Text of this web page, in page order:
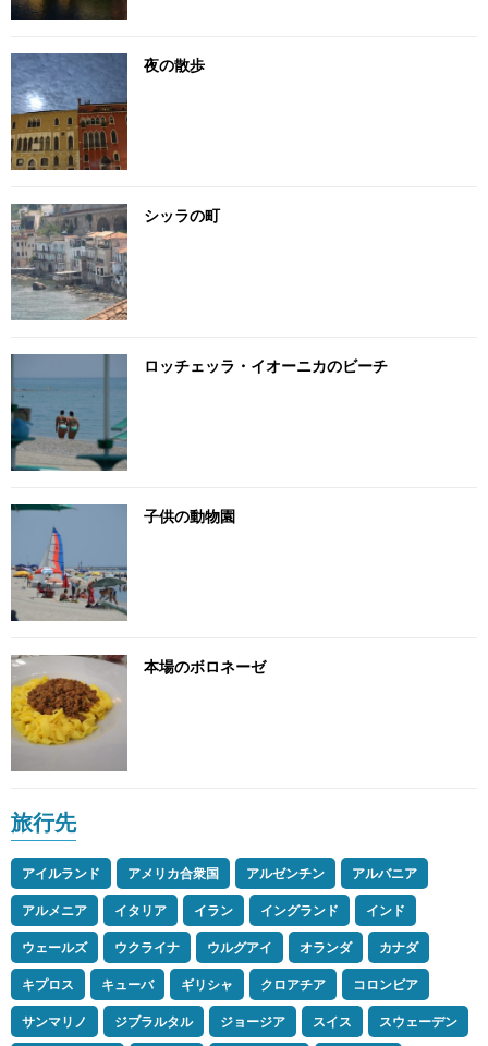
夜の散歩
シッラの町
ロッチェッラ・イオーニカのビーチ
子供の動物園
本場のボロネーゼ
旅行先
アイルランド アメリカ合衆国 アルゼンチン
アルバニア
アルメニア
イタリア イラン イングランド
インド
ウェールズ
ウクライナ ウルグアイ オランダ
カナダ
キプロス
キューバ ギリシャ クロアチア
コロンビア
サンマリノ
ジブラルタル ジョージア スイス スウェーデン